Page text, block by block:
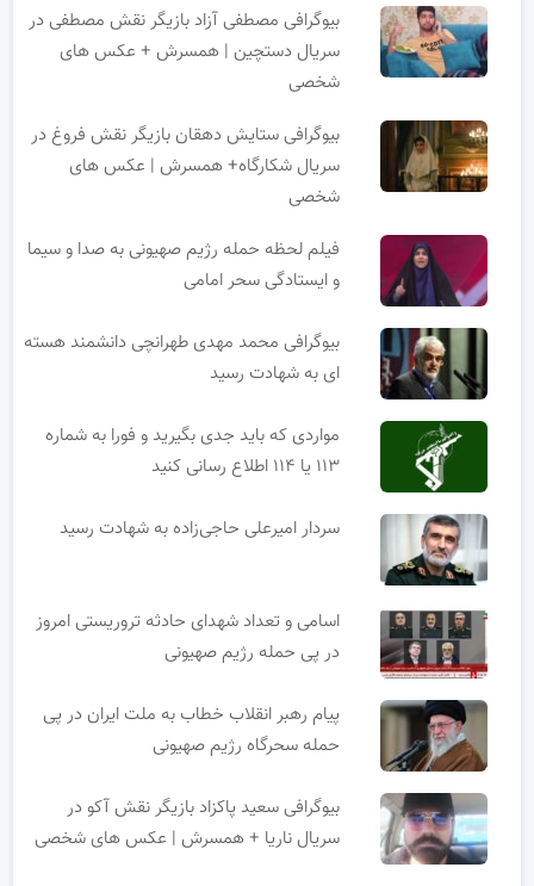
بیوگرافی مصطفی آزاد بازیگر نقش مصطفی در
سریال دستچین | همسرش + عکس های
شخصی
بیوگرافی ستایش دهقان بازیگر نقش فروغ در
سریال شکارگاه+ همسرش | عکس های
شخصی
فیلم لحظه حمله رژیم صهیونی به صدا و سیما
و ایستادگی سحر امامی
بیوگرافی محمد مهدی طهرانچی دانشمند هسته
ای به شهادت رسید
مواردی که باید جدی بگیرید و فورا به شماره
۱۱۳ یا ۱۱۴ اطلاع رسانی کنید
سردار امیرعلی حاجی‌زاده به شهادت رسید
اسامی و تعداد شهدای حادثه تروریستی امروز
در پی حمله رژیم صهیونی
پیام رهبر انقلاب خطاب به ملت ایران در پی
حمله سحرگاه رژیم صهیونی
بیوگرافی سعید پاکزاد بازیگر نقش آکو در
سریال ناریا + همسرش | عکس های شخصی